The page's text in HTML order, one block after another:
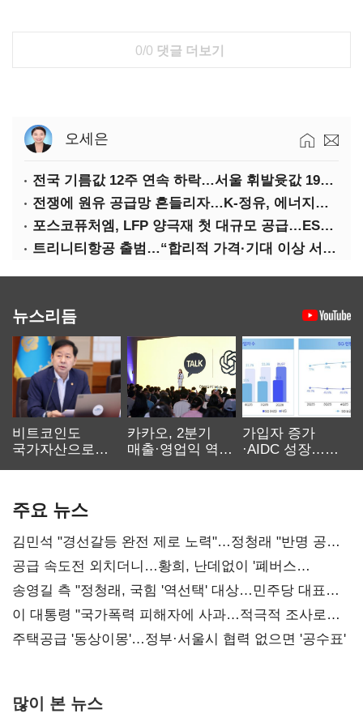
0/0 댓글 더보기
오세은
전국 기름값 12주 연속 하락…서울 휘발윳값 1909원
전쟁에 원유 공급망 흔들리자…K-정유, 에너지안보 핵심으로 재부상
포스코퓨처엠, LFP 양극재 첫 대규모 공급…ESS 시장 공략
트리니티항공 출범…“합리적 가격·기대 이상 서비스로 승부”
뉴스리듬
비트코인도
국가자산으로…'
카카오, 2분기
매출·영업익 역대
가입자 증가
·AIDC 성장…
주요 뉴스
김민석 "경선갈등 완전 제로 노력"…정청래 "반명 공세
사과부터"
공급 속도전 외치더니…황희, 난데없이 '폐버스
리모델링' 제안
송영길 측 "정청래, 국힘 '역선택' 대상…민주당 대표로
총선 지휘 못해"
이 대통령 "국가폭력 피해자에 사과…적극적 조사로
진실 밝혀야"
주택공급 '동상이몽'…정부·서울시 협력 없으면 '공수표'
많이 본 뉴스